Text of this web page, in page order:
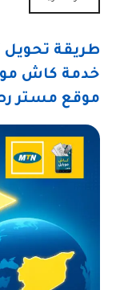
طريقة تحويل
خدمة كاش
موقع مستر